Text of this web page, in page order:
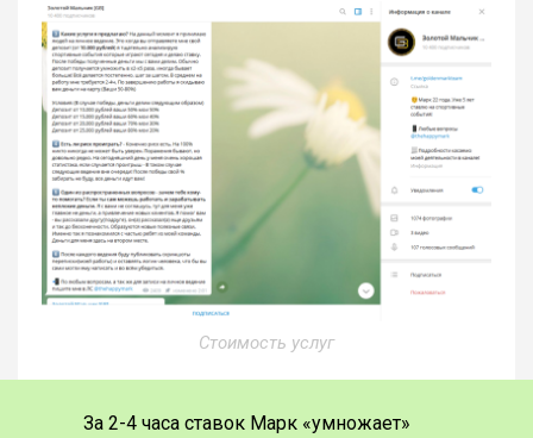
Стоимость услуг
За 2-4 часа ставок Марк «умножает»